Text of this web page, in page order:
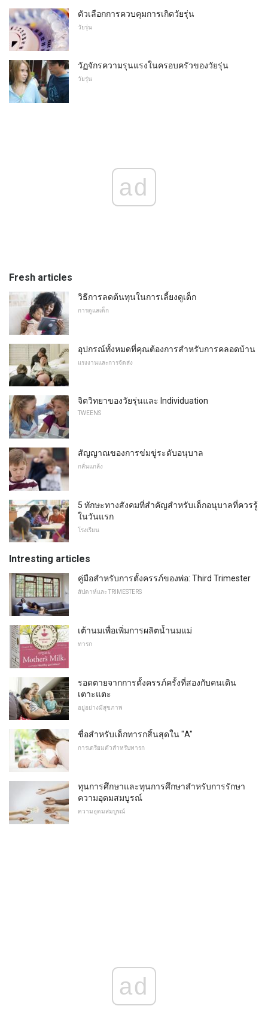
ตัวเลือกการควบคุมการเกิดวัยรุ่น
วัยรุ่น
วัฏจักรความรุนแรงในครอบครัวของวัยรุ่น
วัยรุ่น
ad
Fresh articles
วิธีการลดต้นทุนในการเลี้ยงดูเด็ก
การดูแลเด็ก
อุปกรณ์ทั้งหมดที่คุณต้องการสำหรับการคลอดบ้าน
แรงงานและการจัดส่ง
จิตวิทยาของวัยรุ่นและ Individuation
TWEENS
สัญญาณของการข่มขู่ระดับอนุบาล
กลั่นแกล้ง
5 ทักษะทางสังคมที่สำคัญสำหรับเด็กอนุบาลที่ควรรู้
ในวันแรก
โรงเรียน
Intresting articles
คู่มือสำหรับการตั้งครรภ์ของพ่อ: Third Trimester
สัปดาห์และ TRIMESTERS
เต้านมเพื่อเพิ่มการผลิตน้ำนมแม่
ทารก
รอดตายจากการตั้งครรภ์ครั้งที่สองกับคนเดิน
เตาะแตะ
อยู่อย่างมีสุขภาพ
ชื่อสำหรับเด็กทารกสิ้นสุดใน "A"
การเตรียมตัวสำหรับทารก
ทุนการศึกษาและทุนการศึกษาสำหรับการรักษา
ความอุดมสมบูรณ์
ความอุดมสมบูรณ์
ad